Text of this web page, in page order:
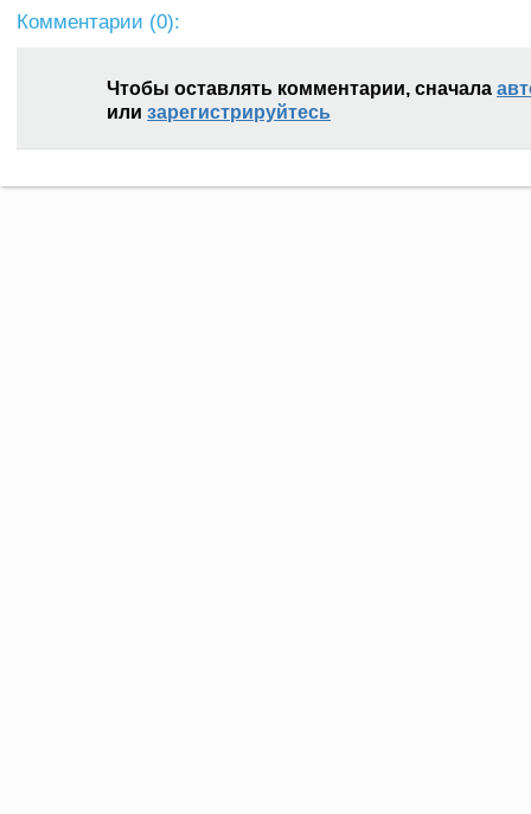
Комментарии (0):
Чтобы оставлять комментарии, сначала
или зарегистрируйтесь